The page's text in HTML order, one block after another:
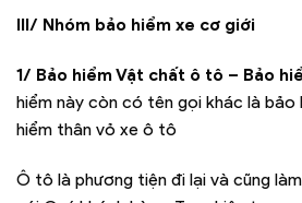
III/ Nhóm bảo hiểm xe cơ giới
1/ Bảo hiểm Vật chất ô tô – Bảo
hiểm này còn có tên gọi khác là bảo
hiểm thân vỏ xe ô tô
Ô tô là phương tiện đi lại và cũng